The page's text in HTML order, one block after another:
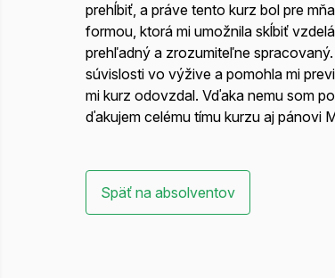
prehĺbiť, a práve tento kurz bol pre
formou, ktorá mi umožnila skĺbiť
prehľadný a zrozumiteľne
súvislosti vo výžive a pomohla mi
mi kurz odovzdal. Vďaka nemu som
ďakujem celému tímu kurzu aj pánovi
Späť na absolventov